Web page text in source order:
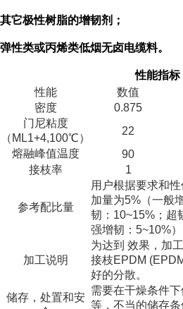
其它极性树脂的增韧剂；
弹性类或丙烯类低烟无卤电缆料。
性能指标
性能
数值
密度
0.875
门尼粘度
（ML1+4,100℃）
22
熔融峰值温度
90
接枝率
1
参考配比量
用户根据要求和
加量为5%（一般
韧：10~15%；超
强增韧：5~10%）
加工说明
为达到 效果，加
接枝EPDM
好的分散。
储存，处置和安
需要在干燥条件
等，不当的储存